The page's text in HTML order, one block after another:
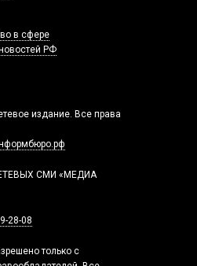
издание. Все права
СМИ «МЕДИА
28-08
только с
в сфере
РФ